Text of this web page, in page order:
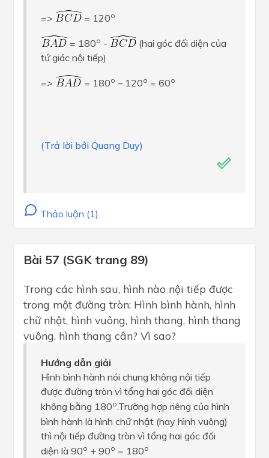
=> = 120o
= 180o -
(hai góc đối diện của
tứ giác nội tiếp)
=> = 180o – 120o = 60o
(Trả lời bởi Quang Duy)
Thảo luận (1)
Bài 57 (SGK trang 89)
Trong các hình sau, hình nào nội tiếp được
trong một đường tròn: Hình bình hành, hình
chữ nhật, hình vuông, hình thang, hình thang
vuông, hình thang cân? Vì sao?
Hướng dẫn giải
Hình bình hành nói chung không nội tiếp
được đường tròn vì tổng hai góc đối diện
không bằng 180o.Trường hợp riêng của hình
bình hành là hình chữ nhật (hay hình vuông)
thì nội tiếp đường tròn vì tổng hai góc đối
diện là 90o + 90o = 180o